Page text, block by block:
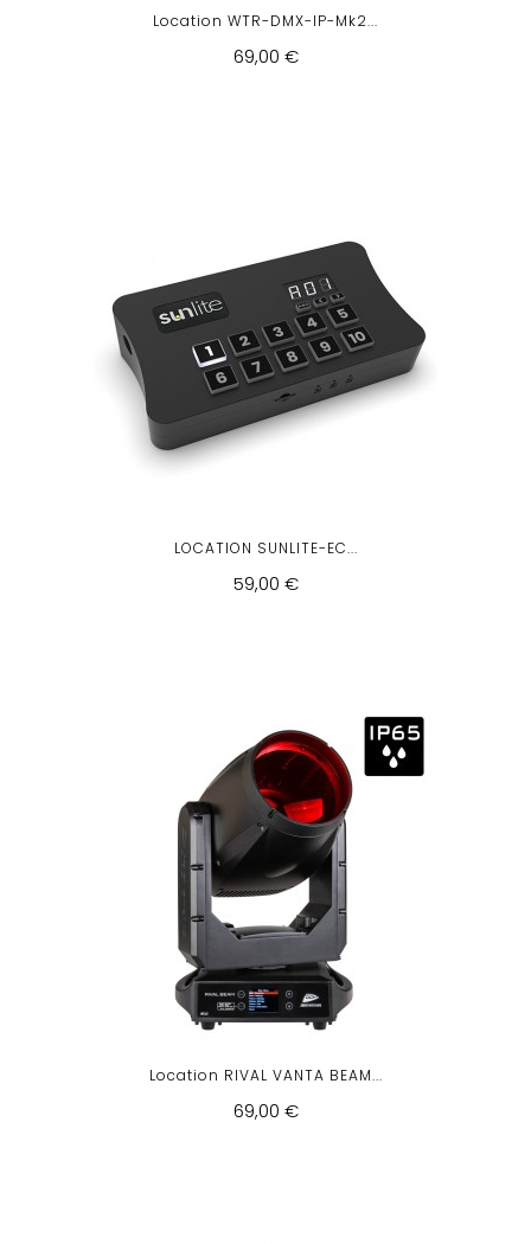
Location WTR-DMX-IP-Mk2...
69,00 €
LOCATION SUNLITE-EC...
59,00 €
Location RIVAL VANTA BEAM...
69,00 €